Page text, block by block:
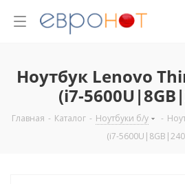
Ноутбук Lenovo
(i7-
Главная - Каталог - Ноутбуки б/у -
(i7-